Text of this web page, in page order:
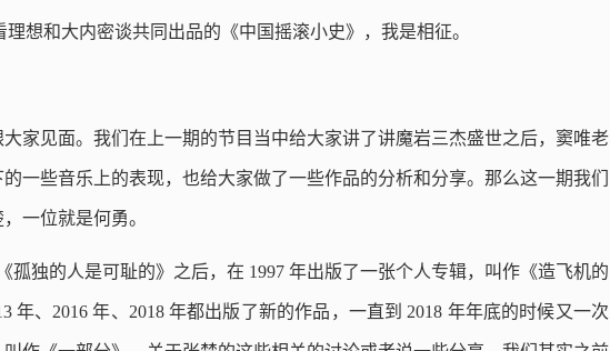
想和大内密谈共同出品的《中国摇滚小史》，我是相征。
家见面。我们在上一期的节目当中给大家讲了讲魔岩三杰盛世之后，窦唯老
一些音乐上的表现，也给大家做了一些作品的分析和分享。那么这一期我们
一位就是何勇。
孤独的人是可耻的》之后，在 1997 年出版了一张个人专辑，叫作《造飞机的
年、2016 年、2018 年都出版了新的作品，一直到 2018 年年底的时候又一次